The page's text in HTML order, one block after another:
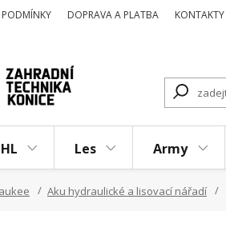
DOPRAVA A PLATBA KONTAKTY
Les Army
Aku hydraulické a lisovací nářadí